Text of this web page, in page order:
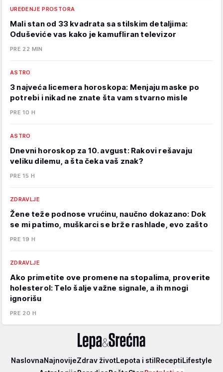
UREĐENJE PROSTORA
Mali stan od 33 kvadrata sa stilskim detaljima:
Oduševiće vas kako je kamufliran televizor
PRE 22 MIN
ASTRO
3 najveća licemera horoskopa: Menjaju maske po
potrebi i nikad ne znate šta vam stvarno misle
PRE 10 H
ASTRO
Dnevni horoskop za 10. avgust: Rakovi rešavaju
veliku dilemu, a šta čeka vaš znak?
PRE 15 H
ZDRAVLJE
Žene teže podnose vrućinu, naučno dokazano: Dok
se mi patimo, muškarci se brže rashlade, evo zašto
PRE 19 H
ZDRAVLJE
Ako primetite ove promene na stopalima, proverite
holesterol: Telo šalje važne signale, a ih mnogi
ignorišu
PRE 20 H
Lepa
NaslovnaNajnovijeZdrav životLepota i stilReceptiLifestyle